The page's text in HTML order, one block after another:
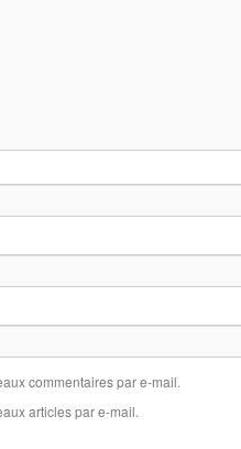
commentaires par e-mail.
articles par e-mail.